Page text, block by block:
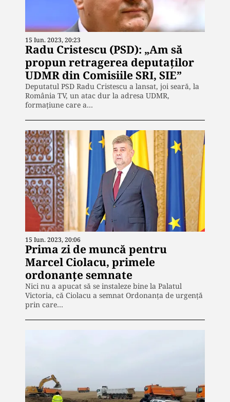
15 Iun. 2023, 20:23
Radu Cristescu (PSD): „Am să
propun retragerea deputaților
UDMR din Comisiile SRI, SIE”
Deputatul PSD Radu Cristescu a lansat, joi seară, la
România TV, un atac dur la adresa UDMR,
formațiune care a…
15 Iun. 2023, 20:06
Prima zi de muncă pentru
Marcel Ciolacu, primele
ordonanțe semnate
Nici nu a apucat să se instaleze bine la Palatul
Victoria, că Ciolacu a semnat Ordonanța de urgenţă
prin care…